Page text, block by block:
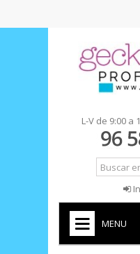
L-V de 9:00 a
MENU